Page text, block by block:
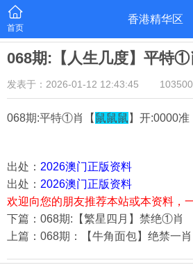
首页
香港精华区
068期:【人生几度】平特①
发表于：2026-01-12 12:43:45
068期:平特①肖【 鼠鼠鼠 】开:0000准
出处： 2026澳门正版资料
出处： 2026澳门正版资料
欢迎向您的朋友推荐本站或本资料，
下篇：068期:【繁星四月】禁绝①肖
上篇：068期：【牛角面包】绝禁一肖